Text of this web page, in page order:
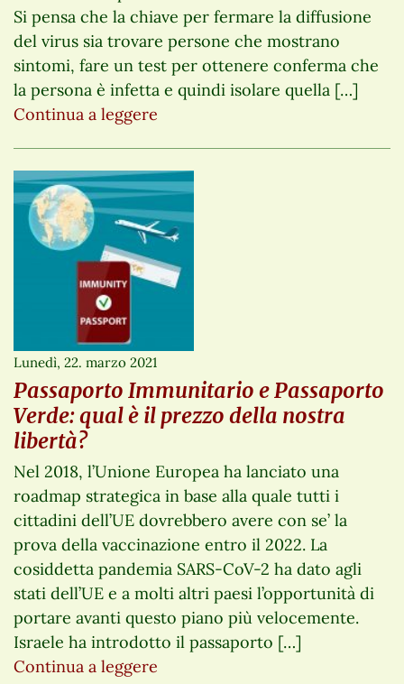
Si pensa che la chiave per fermare la diffusione
del virus sia trovare persone che mostrano
sintomi, fare un test per ottenere conferma che
la persona è infetta e quindi isolare quella […]
Continua a leggere
Lunedì, 22. marzo 2021
Passaporto Immunitario e Passaporto
Verde: qual è il prezzo della nostra
libertà?
Nel 2018, l’Unione Europea ha lanciato una
roadmap strategica in base alla quale tutti i
cittadini dell’UE dovrebbero avere con se’ la
prova della vaccinazione entro il 2022. La
cosiddetta pandemia SARS-CoV-2 ha dato agli
stati dell’UE e a molti altri paesi l’opportunità di
portare avanti questo piano più velocemente.
Israele ha introdotto il passaporto […]
Continua a leggere